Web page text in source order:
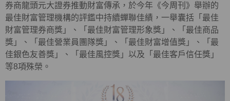
券商龍頭元大證券推動財富傳承，於今年《今周刊》舉辦的
最佳財富管理機構的評鑑中持續蟬聯佳績，一舉囊括「最佳
財富管理券商獎」、「最佳財富管理形象獎」、「最佳商品
獎」、「最佳營業員團隊獎」、「最佳財富增值獎」、「最
佳銀色友善獎」、「最佳風控獎」以及「最佳客戶信任獎」
等8項殊榮。